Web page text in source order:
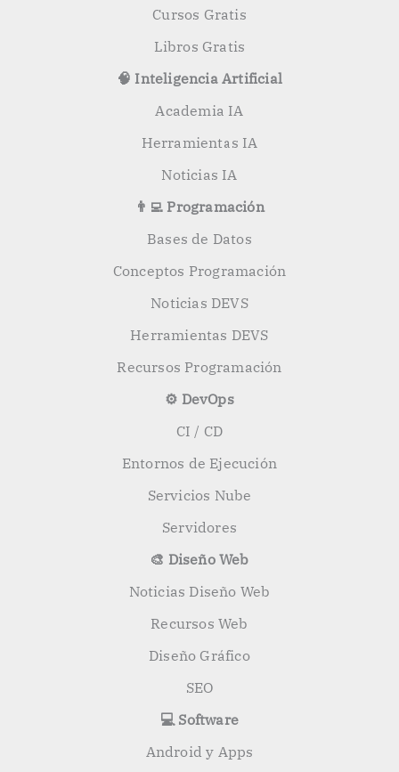
Cursos Gratis
Libros Gratis
🧠 Inteligencia Artificial
Academia IA
Herramientas IA
Noticias IA
👨‍💻 Programación
Bases de Datos
Conceptos Programación
Noticias DEVS
Herramientas DEVS
Recursos Programación
⚙️ DevOps
CI / CD
Entornos de Ejecución
Servicios Nube
Servidores
🎨 Diseño Web
Noticias Diseño Web
Recursos Web
Diseño Gráfico
SEO
💻 Software
Android y Apps